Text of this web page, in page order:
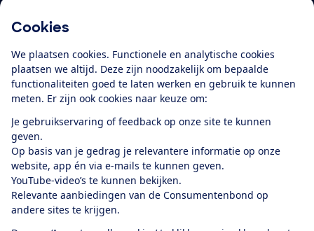
Cookies
We plaatsen cookies. Functionele en analytische cookies
plaatsen we altijd. Deze zijn noodzakelijk om bepaalde
functionaliteiten goed te laten werken en gebruik te kunnen
meten. Er zijn ook cookies naar keuze om:
Je gebruikservaring of feedback op onze site te kunnen
geven.
Op basis van je gedrag je relevantere informatie op onze
website, app én via e-mails te kunnen geven.
YouTube-video’s te kunnen bekijken.
Relevante aanbiedingen van de Consumentenbond op
andere sites te krijgen.
Alles over de
app
Algemene Voorwaarden
Privacyverklaring
Cookiebeleid
Privacyvoorkeuren
Toegankelijkheid
RSS-feed nieuws
FacebookTwitterInstagram
YoutubeLinkedIn